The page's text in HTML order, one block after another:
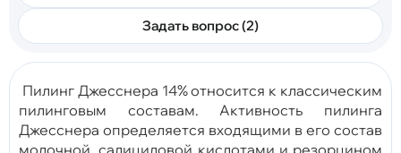
Задать вопрос (2)
Пилинг Джесснера 14% относится к классическим
пилинговым составам. Активность пилинга
Джесснера определяется входящими в его состав
молочной, салициловой кислотами и резорцином